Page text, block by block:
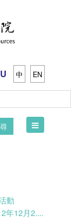
中 EN
Toggle
動
年12月2....